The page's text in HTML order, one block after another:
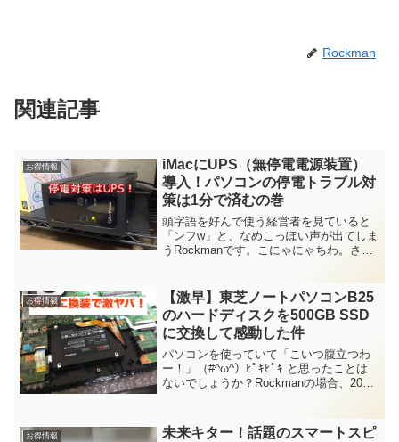
Rockman
関連記事
お得情報
iMacにUPS（無停電電源装置）
導入！パソコンの停電トラブル対
策は1分で済むの巻
頭字語を好んで使う経営者を見ていると
「ンフw」と、なめこっぽい声が出てしま
うRockmanです。こにゃにゃちわ。さ
すなわち、無停電電源装置について書...
お得情報
【激早】東芝ノートパソコンB25
のハードディスクを500GB SSD
に交換して感動した件
パソコンを使っていて「こいつ腹立つわ
ー！」（#^ω^）ﾋﾟｷﾋﾟｷ と思ったことは
ないでしょうか？Rockmanの場合、2017
B25というこのモデルは、怒りの遠投大...
お得情報
未来キター！話題のスマートスピ